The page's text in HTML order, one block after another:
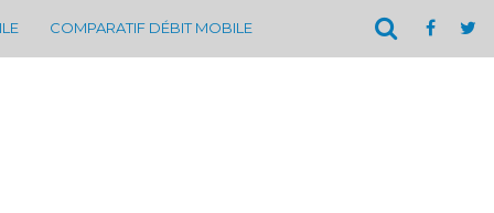
COMPARATIF DÉBIT MOBILE